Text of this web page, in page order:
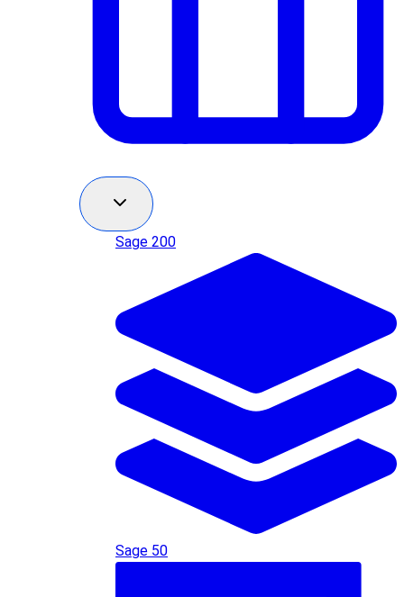
Sage 200
Sage 50